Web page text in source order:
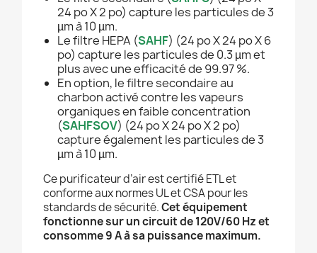
24 po X 2 po) capture les particules de 3
µm à 10 µm.
Le filtre HEPA (SAHF) (24 po X 24 po X 6
po) capture les particules de 0.3 µm et
plus avec une efficacité de 99.97 %.
En option, le filtre secondaire au
charbon activé contre les vapeurs
organiques en faible concentration
(SAHFSOV) (24 po X 24 po X 2 po)
capture également les particules de 3
µm à 10 µm.
Ce purificateur d’air est certifié ETL et
conforme aux normes UL et CSA pour les
standards de sécurité.Cet équipement
fonctionne sur un circuit de 120V/60 Hz et
consomme 9 A à sa puissance maximum.